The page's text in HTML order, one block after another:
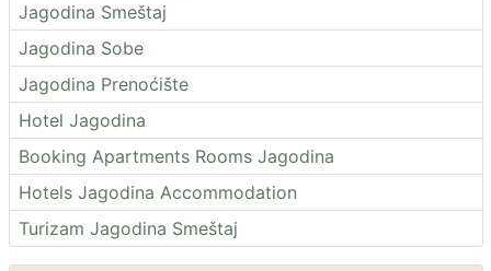
Jagodina Smeštaj
Jagodina Sobe
Jagodina Prenoćište
Hotel Jagodina
Booking Apartments Rooms Jagodina
Hotels Jagodina Accommodation
Turizam Jagodina Smeštaj